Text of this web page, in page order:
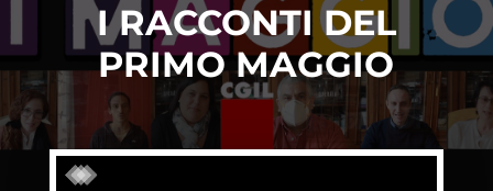
I RACCONTI DEL
PRIMO MAGGIO
Video